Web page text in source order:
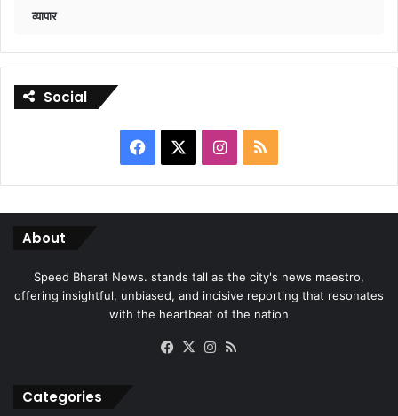
व्यापार
Social
Facebook Instagram
RSS
About
Speed Bharat News. stands tall as the city's news maestro,
offering insightful, unbiased, and incisive reporting that resonates
with the heartbeat of the nation
Facebook
X Instagram
Categories